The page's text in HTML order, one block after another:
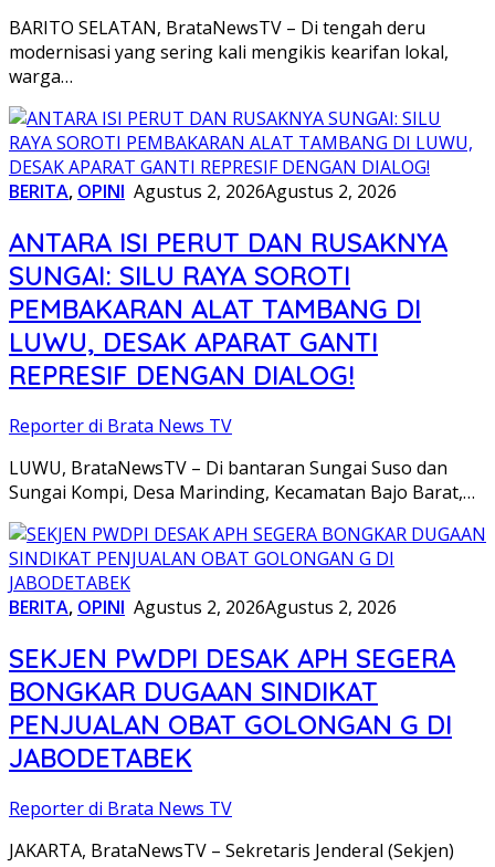
BARITO SELATAN, BrataNewsTV – Di tengah deru
modernisasi yang sering kali mengikis kearifan lokal,
warga…
BERITA, OPINI Agustus 2, 2026Agustus 2, 2026
ANTARA ISI PERUT DAN RUSAKNYA
SUNGAI: SILU RAYA SOROTI
PEMBAKARAN ALAT TAMBANG DI
LUWU, DESAK APARAT GANTI
REPRESIF DENGAN DIALOG!
Reporter di Brata News TV
LUWU, BrataNewsTV – Di bantaran Sungai Suso dan
Sungai Kompi, Desa Marinding, Kecamatan Bajo Barat,…
BERITA, OPINI Agustus 2, 2026Agustus 2, 2026
SEKJEN PWDPI DESAK APH SEGERA
BONGKAR DUGAAN SINDIKAT
PENJUALAN OBAT GOLONGAN G DI
JABODETABEK
Reporter di Brata News TV
JAKARTA, BrataNewsTV – Sekretaris Jenderal (Sekjen)